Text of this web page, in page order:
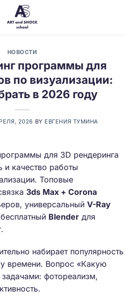
НОВОСТИ
программы для
по визуализации:
в 2026 году
2026 BY ЕВГЕНИЯ ТУМИНА
для 3D рендеринга
и качество работы
Топовые
3ds Max + Corona
универсальный V-Ray
Blender для
набирает популярность
времени. Вопрос «Какую
фотореализм,